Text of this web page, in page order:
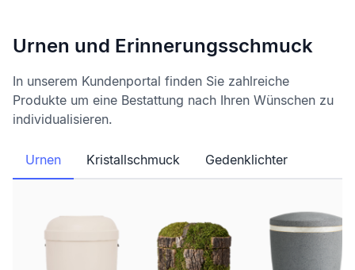
Urnen und Erinnerungsschmuck
In unserem Kundenportal finden Sie zahlreiche
Produkte um eine Bestattung nach Ihren Wünschen zu
individualisieren.
Urnen Kristallschmuck Gedenklichter